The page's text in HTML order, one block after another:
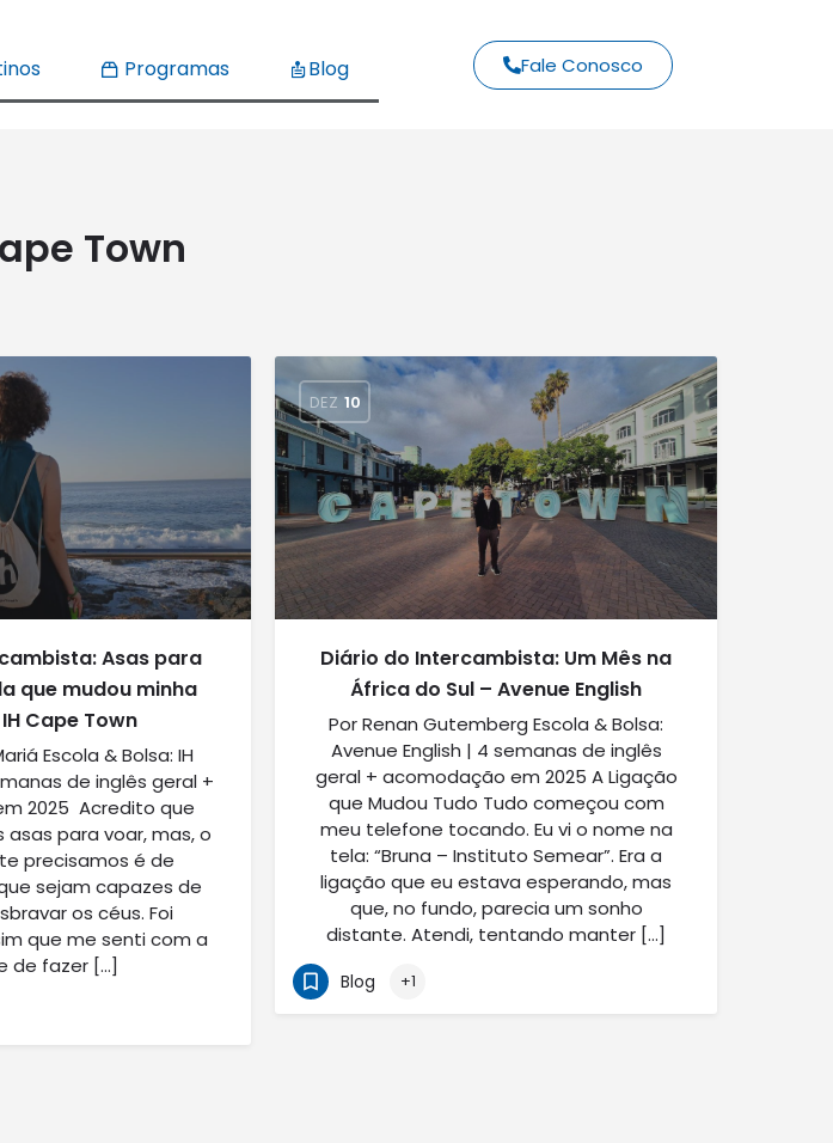
Programas Blog Fale Conosco
Town
Asas para
que mudou minha
Cape Town
Escola & Bolsa: IH
de inglês geral +
2025 Acredito que
para voar, mas, o
precisamos é de
sejam capazes de
os céus. Foi
que me senti com a
de fazer […]
DEZ 10
Diário do Intercambista: Um Mês na
África do Sul – Avenue English
Por Renan Gutemberg Escola & Bolsa:
Avenue English | 4 semanas de inglês
geral + acomodação em 2025 A Ligação
que Mudou Tudo Tudo começou com
meu telefone tocando. Eu vi o nome na
tela: “Bruna – Instituto Semear”. Era a
ligação que eu estava esperando, mas
que, no fundo, parecia um sonho
distante. Atendi, tentando manter […]
Blog +1